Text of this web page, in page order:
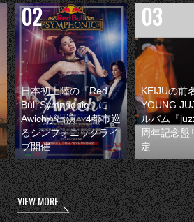
日本初上陸の『Red
Bull Symphonic』に
Awichが出演 4都市巡
るシンフォニックライ
ブ開催
KEIJUの前
YOUNG
ルバム『
周年記念盤
定
VIEW MORE